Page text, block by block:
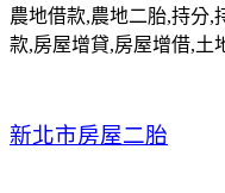
農地借款,農地二胎,持分,
款,房屋增貸,房屋增借,土
新北市房屋二胎